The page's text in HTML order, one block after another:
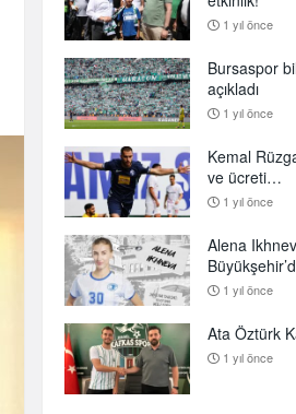
1 yıl önce
Bursaspor
açıkladı
1 yıl önce
Kemal
ve ücreti…
1 yıl önce
Alena
1 yıl önce
Ata Öztürk
1 yıl önce